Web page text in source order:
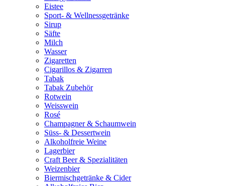
Eistee
Sport- & Wellnessgetränke
Sirup
Säfte
Milch
Wasser
Zigaretten
Cigarillos & Zigarren
Tabak
Tabak Zubehör
Rotwein
Weisswein
Rosé
Champagner & Schaumwein
Süss- & Dessertwein
Alkoholfreie Weine
Lagerbier
Craft Beer & Spezialitäten
Weizenbier
Biermischgetränke & Cider